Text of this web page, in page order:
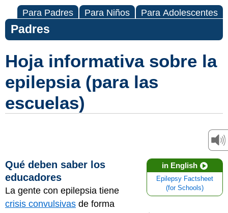
Para Padres Para Niños Para Adolescentes
Padres
Hoja informativa sobre la
epilepsia (para las
escuelas)
in English
Epilepsy Factsheet
(for Schools)
Qué deben saber los
educadores
La gente con epilepsia tiene
crisis convulsivas de forma